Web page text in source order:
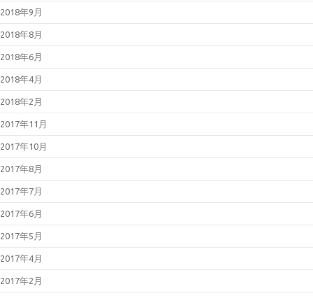
2018年9月
2018年8月
2018年6月
2018年4月
2018年2月
2017年11月
2017年10月
2017年8月
2017年7月
2017年6月
2017年5月
2017年4月
2017年2月